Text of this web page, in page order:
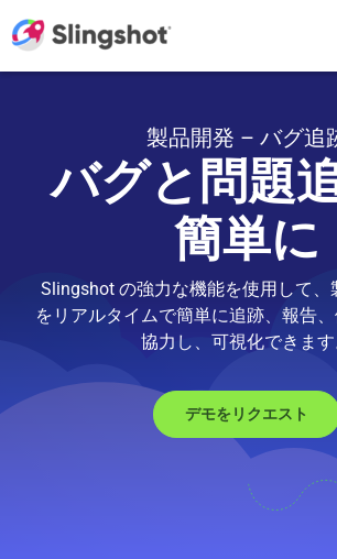
製品開発 – バグ追
バグと問題
簡単に
Slingshot の強力な機能を使用して、
をリアルタイムで簡単に追跡、報告、
協力し、可視化できます
デモをリクエスト